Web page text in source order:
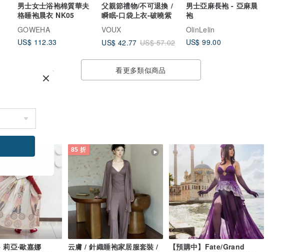
男士女士浴袍棉質華夫
格睡袍晨衣 NK05
GOWEHA
US$ 112.33
父親節禮物/不可退換 /
瞬眠-口袋上衣-破曉紫
VOUX
US$ 42.77 US$ 57.02
男士亞麻長袍 - 亞麻晨
袍
OlinLelin
US$ 99.00
看更多類似商品
亞‧歐嘉娜
85 折
云膚 / 針織睡袍家居服套裝 /
【預購中】Fate/Grand